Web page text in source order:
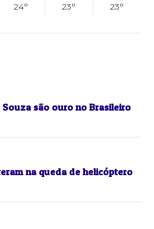
24°
23°
23°
Souza são ouro no Brasileiro
na queda de helicóptero